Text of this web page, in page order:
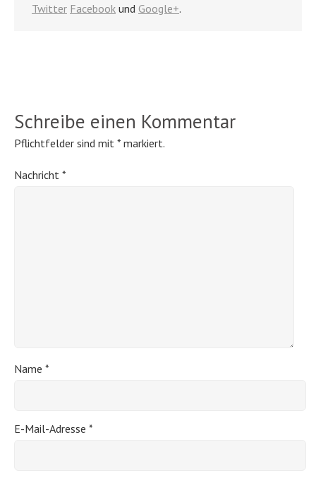
Twitter Facebook und Google+.
Schreibe einen Kommentar
Pflichtfelder sind mit * markiert.
Nachricht *
Name *
E-Mail-Adresse *